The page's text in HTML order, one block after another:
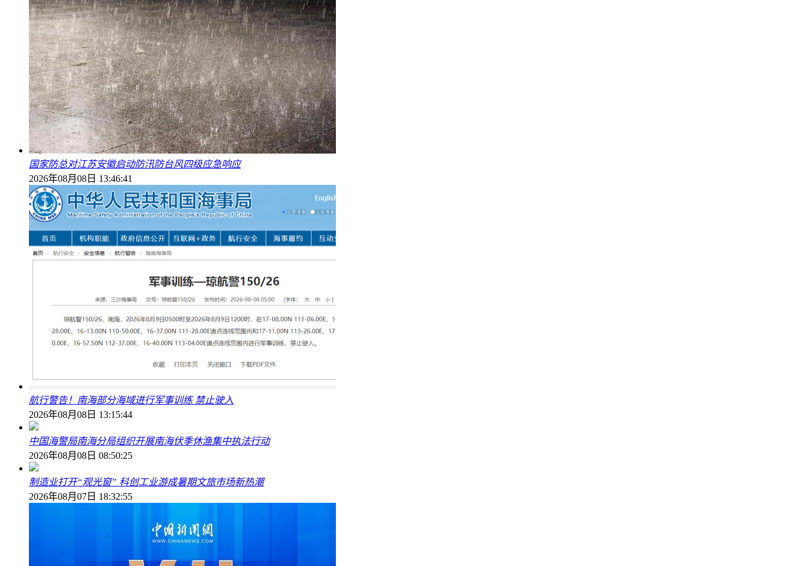
国家防总对江苏安徽启动防汛防台风四级应急响应
2026年08月08日 13:46:41
航行警告！南海部分海域进行军事训练 禁止驶入
2026年08月08日 13:15:44
中国海警局南海分局组织开展南海伏季休渔集中执法行动
2026年08月08日 08:50:25
制造业打开“观光窗” 科创工业游成暑期文旅市场新热潮
2026年08月07日 18:32:55